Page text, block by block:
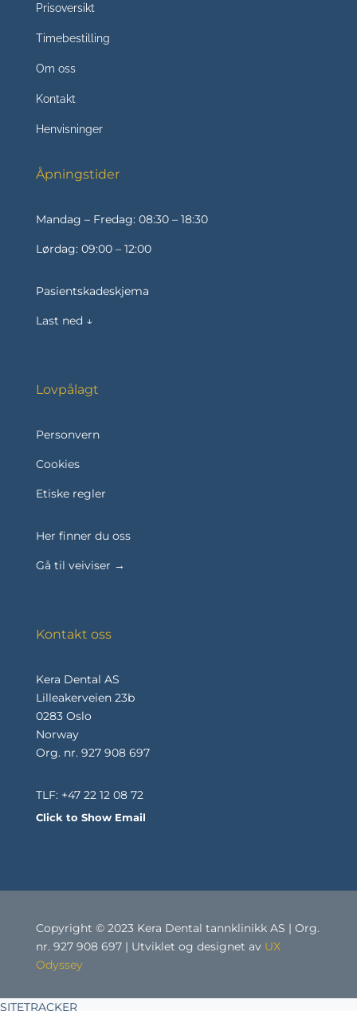
Prisoversikt
Timebestilling
Om oss
Kontakt
Henvisninger
Åpningstider
Mandag – Fredag: 08:30 – 18:30
Lørdag: 09:00 – 12:00
Pasientskadeskjema
Last ned ↓
Lovpålagt
Personvern
Cookies
Etiske regler
Her finner du oss
Gå til veiviser →
Kontakt oss
Kera Dental AS
Lilleakerveien 23b
0283 Oslo
Norway
Org. nr. 927 908 697
TLF: +47 22 12 08 72
Click to Show Email
Copyright © 2023 Kera Dental tannklinikk AS | Org.
nr. 927 908 697 | Utviklet og designet av UX
Odyssey
SITETRACKER